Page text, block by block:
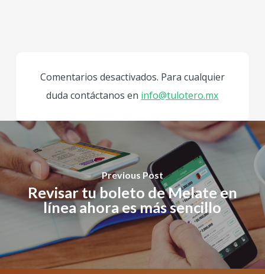
Comentarios desactivados. Para cualquier
duda contáctanos en info@tulotero.mx
Previous Post
Revisar tu boleto de Melate en
línea ahora es más sencillo